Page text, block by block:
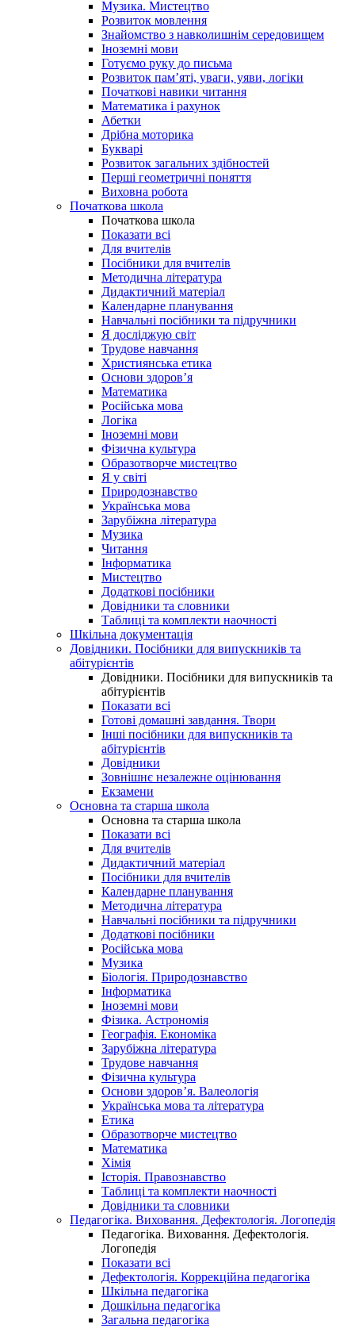
Музика. Мистецтво
Розвиток мовлення
Знайомство з навколишнім середовищем
Іноземні мови
Готуємо руку до письма
Розвиток пам’яті, уваги, уяви, логіки
Початкові навики читання
Математика і рахунок
Абетки
Дрібна моторика
Букварі
Розвиток загальних здібностей
Перші геометричні поняття
Виховна робота
Початкова школа
Початкова школа
Показати всі
Для вчителів
Посібники для вчителів
Методична література
Дидактичний матеріал
Календарне планування
Навчальні посібники та підручники
Я досліджую світ
Трудове навчання
Християнська етика
Основи здоров’я
Математика
Російська мова
Логіка
Іноземні мови
Фізична культура
Образотворче мистецтво
Я у світі
Природознавство
Українська мова
Зарубіжна література
Музика
Читання
Інформатика
Мистецтво
Додаткові посібники
Довідники та словники
Таблиці та комплекти наочності
Шкільна документація
Довідники. Посібники для випускників та
абітурієнтів
Довідники. Посібники для випускників та
абітурієнтів
Показати всі
Готові домашні завдання. Твори
Інші посібники для випускників та
абітурієнтів
Довідники
Зовнішнє незалежне оцінювання
Екзамени
Основна та старша школа
Основна та старша школа
Показати всі
Для вчителів
Дидактичний матеріал
Посібники для вчителів
Календарне планування
Методична література
Навчальні посібники та підручники
Додаткові посібники
Російська мова
Музика
Біологія. Природознавство
Інформатика
Іноземні мови
Фізика. Астрономія
Географія. Економіка
Зарубіжна література
Трудове навчання
Фізична культура
Основи здоров’я. Валеологія
Українська мова та література
Етика
Образотворче мистецтво
Математика
Хімія
Історія. Правознавство
Таблиці та комплекти наочності
Довідники та словники
Педагогіка. Виховання. Дефектологія. Логопедія
Педагогіка. Виховання. Дефектологія.
Логопедія
Показати всі
Дефектологія. Коррекційна педагогіка
Шкільна педагогіка
Дошкільна педагогіка
Загальна педагогіка